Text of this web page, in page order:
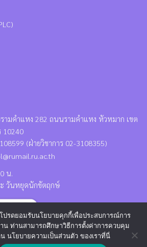
มคำแหง 282 ถนนรามคำแหง หัวหมาก เขต
10240
(ฝ่ายวิชาการ 02-3108355)
น.
วันหยุดนักขัตฤกษ์
Designed and Developed by
ปรดยอมรับนโยบายคุกกี้เพื่อประสบการณ์การ
น ท่านสามารถศึกษาวิธีการตั้งค่าการควบคุม
นโยบายความเป็นส่วนตัว ของเราที่นี่